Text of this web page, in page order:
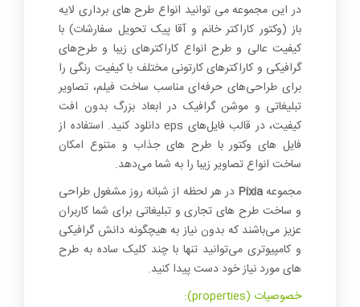
در این مجموعه می توانید انواع طرح های برداری لایه
باز (وکتور کاراکتر خانم و آقا پیک تحویل سفارشات) با
کیفیت عالی و طرح انواع کاراکترهای زیبا و طرح‌های
گرافیکی و کاراکترهای کارتونی مختلف با کیفیت رنگی را
برای طراحی‌های حرفه‌ای مناسب ساخت فیلم، تصاویر
تبلیغاتی و موشن گرافیک در ابعاد بزرگ بدون افت
کیفیت، در قالب فایل‌های eps دانلود کنید. استفاده از
فایل های وکتور با طرح های جذاب و متنوع امکان
ساخت انواع تصاویر زیبا را به شما می‌دهد.
مجموعهPixia در هر لحظه از شبانه روز مشغول طراحی
و ساخت طرح های تجاری و تبلیغاتی برای شما کاربران
عزیز می‌باشند که بدون نیاز به هیچگونه دانش گرافیکی
و کامپیوتری می‌توانید تنها با چند کلیک ساده به طرح
های مورد نیاز خود دست پیدا کنید.
خصوصیات (properties):